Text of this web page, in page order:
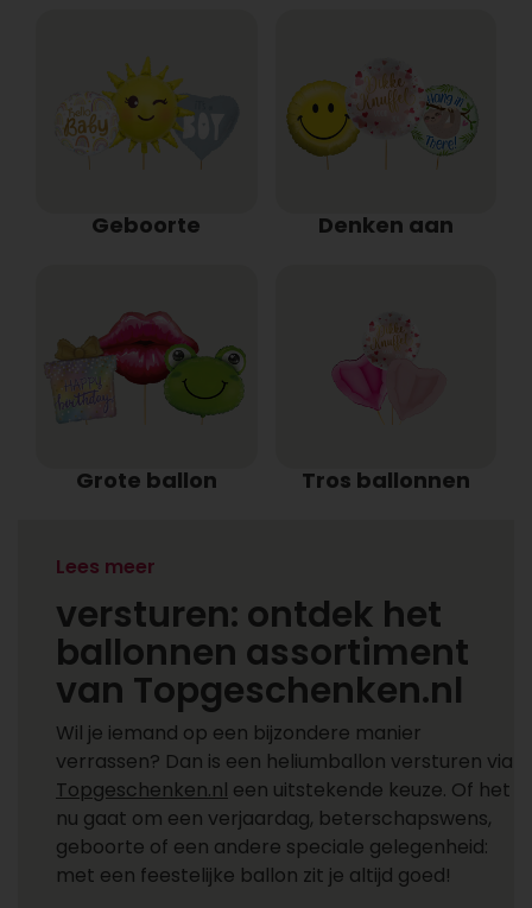
Geboorte Denken aan
Grote ballon Tros ballonnen
Heliumballonnen
versturen: ontdek het
ballonnen assortiment
van Topgeschenken.nl
Wil je iemand op een bijzondere manier
verrassen? Dan is een heliumballon versturen via
Topgeschenken.nl een uitstekende keuze. Of het
nu gaat om een verjaardag, beterschapswens,
geboorte of een andere speciale gelegenheid:
met een feestelijke ballon zit je altijd goed!
Lees meer